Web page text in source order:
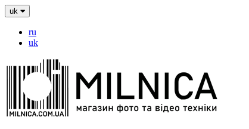
uk
ru
uk